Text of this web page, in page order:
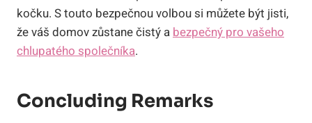
kočku. S touto bezpečnou volbou si můžete být jisti,
že váš domov zůstane čistý a bezpečný pro vašeho
chlupatého společníka.
Concluding Remarks